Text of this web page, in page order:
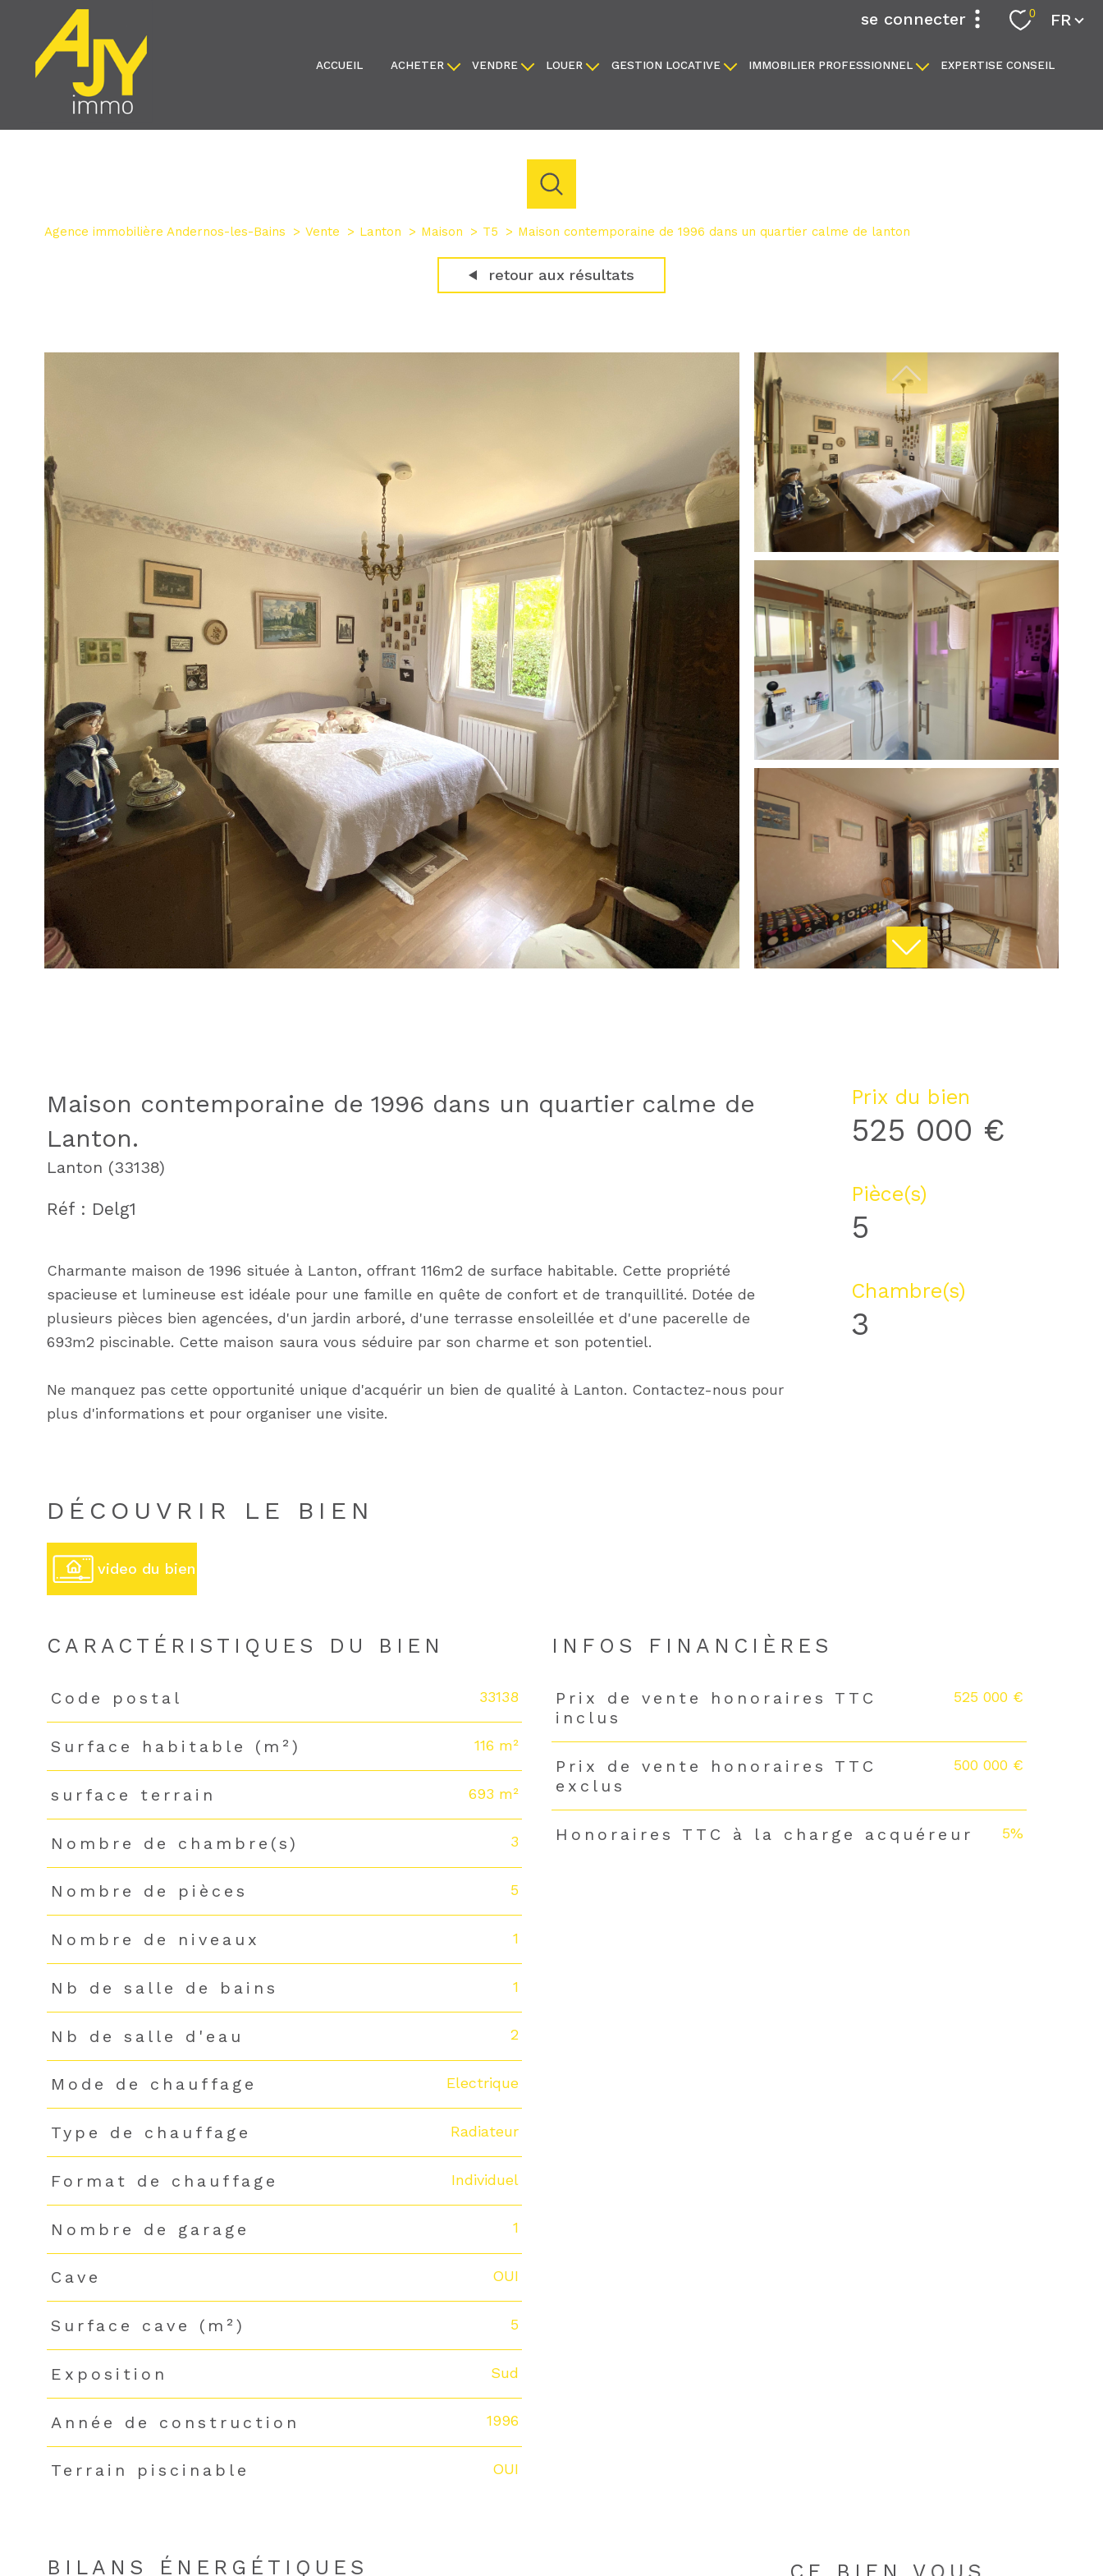
se connecter 0 Langue
FR
ACCUEIL ACHETER VENDRE LOUER
créer une alerte
GESTION LOCATIVE IMMOBILIER PROFESSIONNEL EXPERTISE CONSEIL
réinitialiser les
Agence immobilière Andernos-les-Bains Vente Lanton Maison T5 Maison contemporaine de 1996 dans un quartier calme de lanton
retour aux résultats
Maison contemporaine de 1996 dans un quartier calme de
Lanton.
Lanton (33138)
Réf : Delg1
Charmante maison de 1996 située à Lanton, offrant 116m2 de surface habitable. Cette propriété
spacieuse et lumineuse est idéale pour une famille en quête de confort et de tranquillité. Dotée de
plusieurs pièces bien agencées, d'un jardin arboré, d'une terrasse ensoleillée et d'une pacerelle de
693m2 piscinable. Cette maison saura vous séduire par son charme et son potentiel.
Ne manquez pas cette opportunité unique d'acquérir un bien de qualité à Lanton. Contactez-nous pour
plus d'informations et pour organiser une visite.
DÉCOUVRIR LE BIEN
video du bien
Prix du bien
525 000 €
Pièce(s)
5
Chambre(s)
3
CARACTÉRISTIQUES DU BIEN
Caractéristiques Valeurs
Code postal 33138
Surface habitable (m²) 116 m²
surface terrain 693 m²
Nombre de chambre(s) 3
Nombre de pièces 5
Nombre de niveaux 1
Nb de salle de bains 1
Nb de salle d'eau 2
Mode de chauffage Electrique
Type de chauffage Radiateur
Format de chauffage Individuel
Nombre de garage 1
Cave OUI
Surface cave (m²) 5
Exposition Sud
Année de construction 1996
Terrain piscinable OUI
INFOS FINANCIÈRES
Caractéristiques Valeurs
Prix de vente honoraires TTC
inclus
525 000 €
Prix de vente honoraires TTC
exclus
500 000 €
Honoraires TTC à la charge acquéreur 5%
BILANS ÉNERGÉTIQUES CE BIEN VOUS